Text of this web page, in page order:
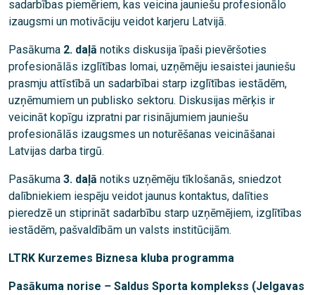
sadarbības piemēriem, kas veicina jauniešu profesionālo
izaugsmi un motivāciju veidot karjeru Latvijā.
Pasākuma 2. daļā notiks diskusija īpaši pievēršoties
profesionālās izglītības lomai, uzņēmēju iesaistei jauniešu
prasmju attīstībā un sadarbībai starp izglītības iestādēm,
uzņēmumiem un publisko sektoru. Diskusijas mērķis ir
veicināt kopīgu izpratni par risinājumiem jauniešu
profesionālās izaugsmes un noturēšanas veicināšanai
Latvijas darba tirgū.
Pasākuma 3. daļā notiks uzņēmēju tīklošanās, sniedzot
dalībniekiem iespēju veidot jaunus kontaktus, dalīties
pieredzē un stiprināt sadarbību starp uzņēmējiem, izglītības
iestādēm, pašvaldībām un valsts institūcijām.
LTRK Kurzemes Biznesa kluba programma
Pasākuma norise – Saldus Sporta komplekss (Jelgavas